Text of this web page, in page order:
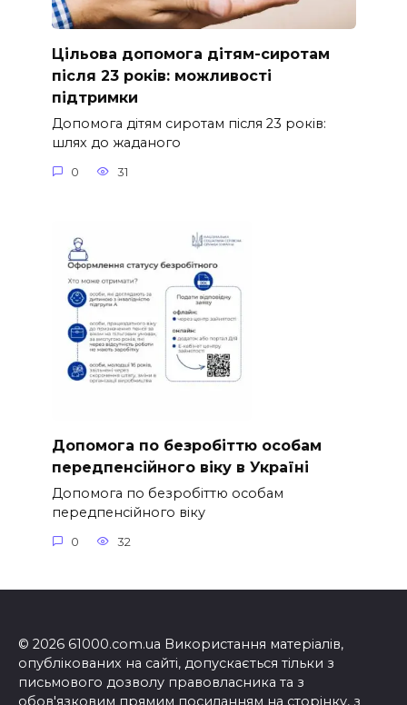
Цільова допомога дітям-сиротам
після 23 років: можливості
підтримки
Допомога дітям сиротам після 23 років:
шлях до жаданого
0 31
Допомога по безробіттю особам
передпенсійного віку в Україні
Допомога по безробіттю особам
передпенсійного віку
0 32
© 2026 61000.com.ua Використання матеріалів,
опублікованих на сайті, допускається тільки з
письмового дозволу правовласника та з